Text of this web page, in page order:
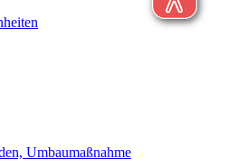
Umbaumaßnahme